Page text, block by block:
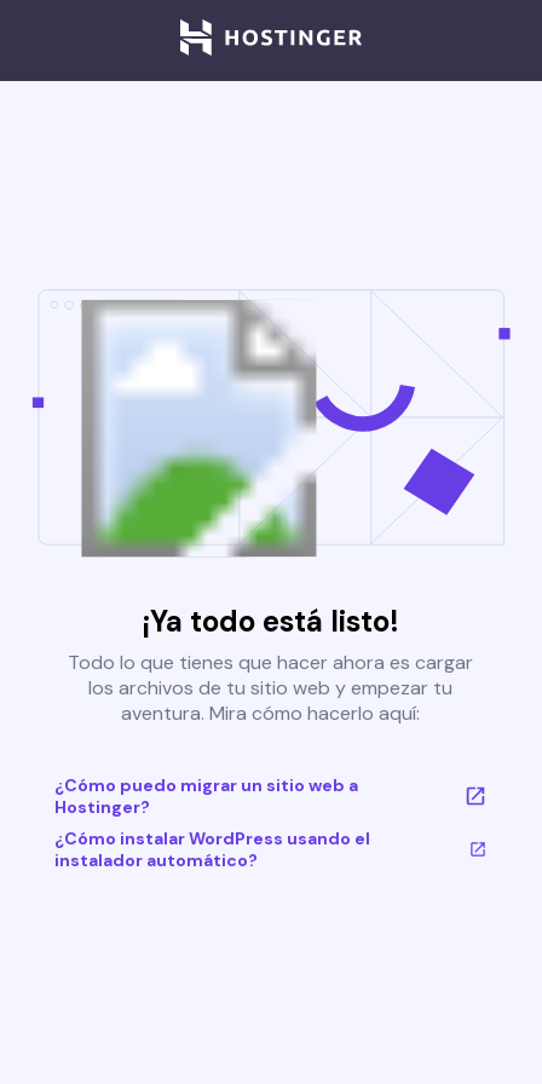
¡Ya todo está listo!
Todo lo que tienes que hacer ahora es cargar
los archivos de tu sitio web y empezar tu
aventura. Mira cómo hacerlo aquí:
¿Cómo puedo migrar un sitio web a
Hostinger?
¿Cómo instalar WordPress usando el
instalador automático?